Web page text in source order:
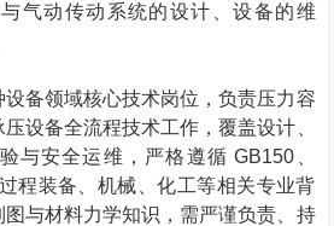
气动传动系统的设计、设备的维
备领域核心技术岗位，负责压力容
设备全流程技术工作，覆盖设计、
与安全运维，严格遵循 GB150、
程装备、机械、化工等相关专业背
与材料力学知识，需严谨负责、持